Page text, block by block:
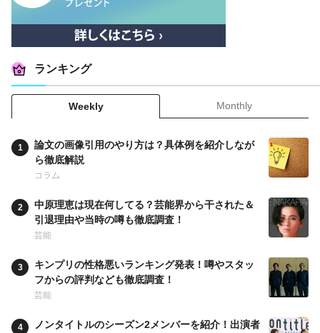
ランキング
Weekly Monthly
論文の画像引用のやり方は？具体例を紹介しなが
ら徹底解説
コラム
中原理恵は現在何してる？芸能界から干された＆
引退理由や当時の噂も徹底調査！
芸能
キンプリの性格悪いランキング発表！噂やスタッ
フからの評判なども徹底調査！
芸能
ノンタイトルのシーズン2メンバーを紹介！出演者